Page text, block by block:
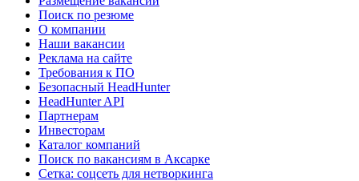
Поиск по резюме
О компании
Наши вакансии
Реклама на сайте
Требования к ПО
Безопасный HeadHunter
HeadHunter API
Партнерам
Инвесторам
Каталог компаний
Поиск по вакансиям в Аксарке
Сетка: соцсеть для нетворкинга